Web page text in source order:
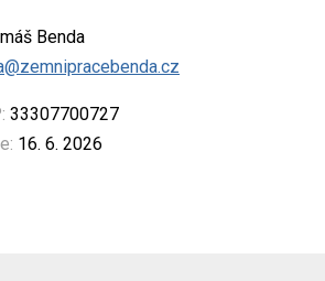
Benda
33307700727
16. 6. 2026